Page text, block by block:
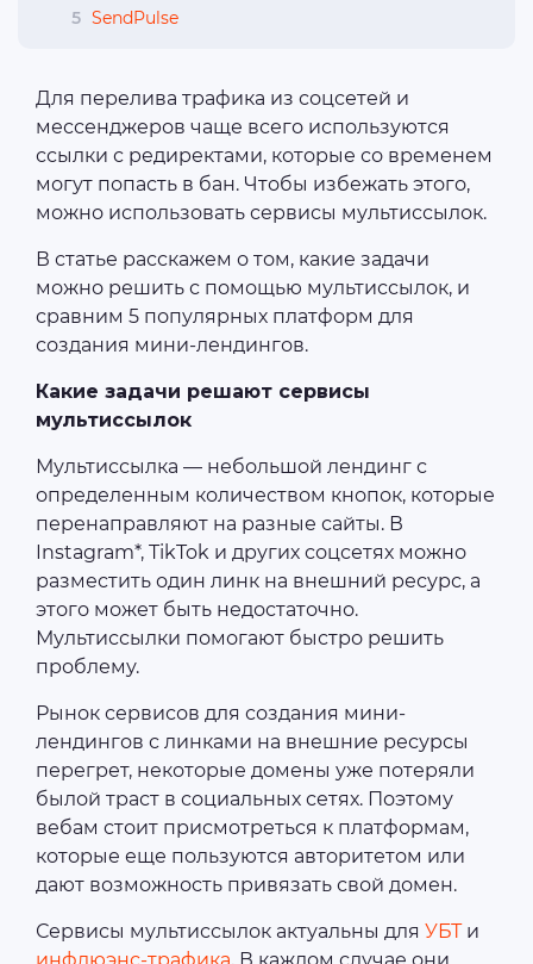
5 SendPulse
Для перелива трафика из соцсетей и
мессенджеров чаще всего используются
ссылки с редиректами, которые со временем
могут попасть в бан. Чтобы избежать этого,
можно использовать сервисы мультиссылок.
В статье расскажем о том, какие задачи
можно решить с помощью мультиссылок, и
сравним 5 популярных платформ для
создания мини-лендингов.
Какие задачи решают сервисы
мультиссылок
Мультиссылка — небольшой лендинг с
определенным количеством кнопок, которые
перенаправляют на разные сайты. В
Instagram*, TikTok и других соцсетях можно
разместить один линк на внешний ресурс, а
этого может быть недостаточно.
Мультиссылки помогают быстро решить
проблему.
Рынок сервисов для создания мини-
лендингов с линками на внешние ресурсы
перегрет, некоторые домены уже потеряли
былой траст в социальных сетях. Поэтому
вебам стоит присмотреться к платформам,
которые еще пользуются авторитетом или
дают возможность привязать свой домен.
Сервисы мультиссылок актуальны для УБТи